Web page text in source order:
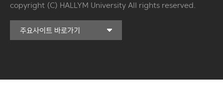
copyright (C) HALLYM University All rights reserved.
주요사이트 바로가기
일송기념도서관
한림대학교의료원